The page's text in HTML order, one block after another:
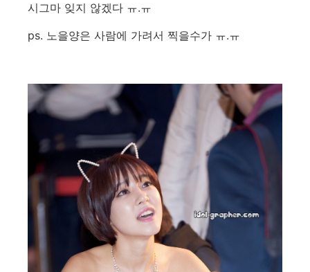
시그마 잊지 않겠다 ㅠ.ㅠ
ps. 노을양은 사람에 가려서 찍을수가 ㅠ.ㅠ